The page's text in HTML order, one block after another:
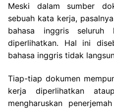
Meski dalam sumber
sebuah kata kerja,
bahasa inggris
diperlihatkan. Hal ini
bahasa inggris tidak
Tiap-tiap dokumen
kerja diperlihatkan
mengharuskan